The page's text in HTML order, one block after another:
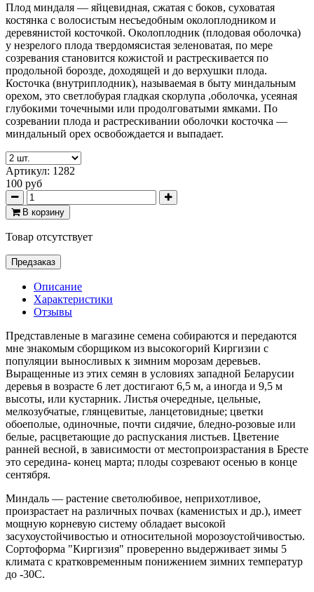
Плод миндаля — яйцевидная, сжатая с боков, суховатая
костянка с волосистым несъедобным околоплодником и
деревянистой косточкой. Околоплодник (плодовая оболочка)
у незрелого плода твердомясистая зеленоватая, по мере
созревания становится кожистой и растрескивается по
продольной борозде, доходящей и до верхушки плода.
Косточка (внутриплодник), называемая в быту миндальным
орехом, это светлобурая гладкая скорлупа ,оболочка, усеяная
глубокими точечными или продолговатыми ямками. По
созревании плода и растрескивании оболочки косточка —
миндальный орех освобождается и выпадает.
Артикул: 1282
100 руб
В корзину
Товар отсутствует
Предзаказ
Описание
Характеристики
Отзывы
Представленые в магазине семена собираются и передаются
мне знакомым сборщиком из высокогорий Киргизии с
популяции выносливых к зимним морозам деревьев.
Выращенные из этих семян в условиях западной Беларусии
деревья в возрасте 6 лет достигают 6,5 м, а иногда и 9,5 м
высоты, или кустарник. Листья очередные, цельные,
мелкозубчатые, глянцевитые, ланцетовидные; цветки
обоеполые, одиночные, почти сидячие, бледно-розовые или
белые, расцветающие до распускания листьев. Цветение
ранней весной, в зависимости от местопроизрастания в Бресте
это середина- конец марта; плоды созревают осенью в конце
сентября.
Миндаль — растение светолюбивое, неприхотливое,
произрастает на различных почвах (каменистых и др.), имеет
мощную корневую систему обладает высокой
засухоустойчивостью и относительной морозоустойчивостью.
Сортоформа "Киргизия" проверенно выдерживает зимы 5
климата с кратковременным понижением зимних температур
до -30С.